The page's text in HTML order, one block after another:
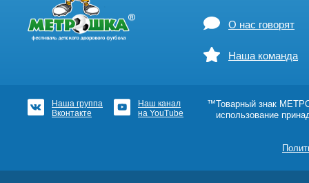
О нас говорят
Наша команда
Наша группа
Вконтакте
Наш канал
на YouTube
™Товарный знак
использование